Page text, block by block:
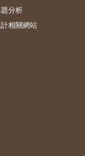
分析
相關網站